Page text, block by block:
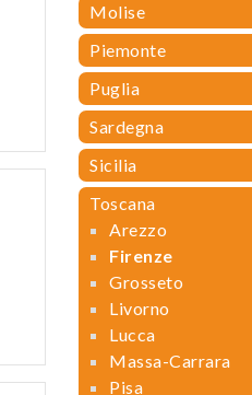
Molise
Piemonte
Puglia
Sardegna
Sicilia
Toscana
Arezzo
Firenze
Grosseto
Livorno
Lucca
Massa-Carrara
Pisa